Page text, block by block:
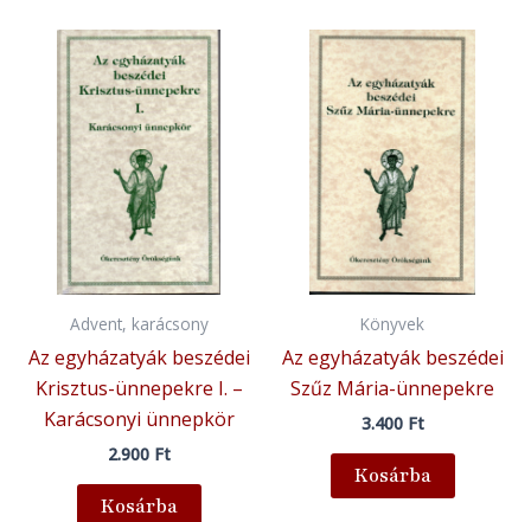
Advent, karácsony
Az egyházatyák beszédei
Krisztus-ünnepekre I. –
Karácsonyi ünnepkör
2.900 Ft
Kosárba
Könyvek
Az egyházatyák beszédei
Szűz Mária-ünnepekre
3.400 Ft
Kosárba